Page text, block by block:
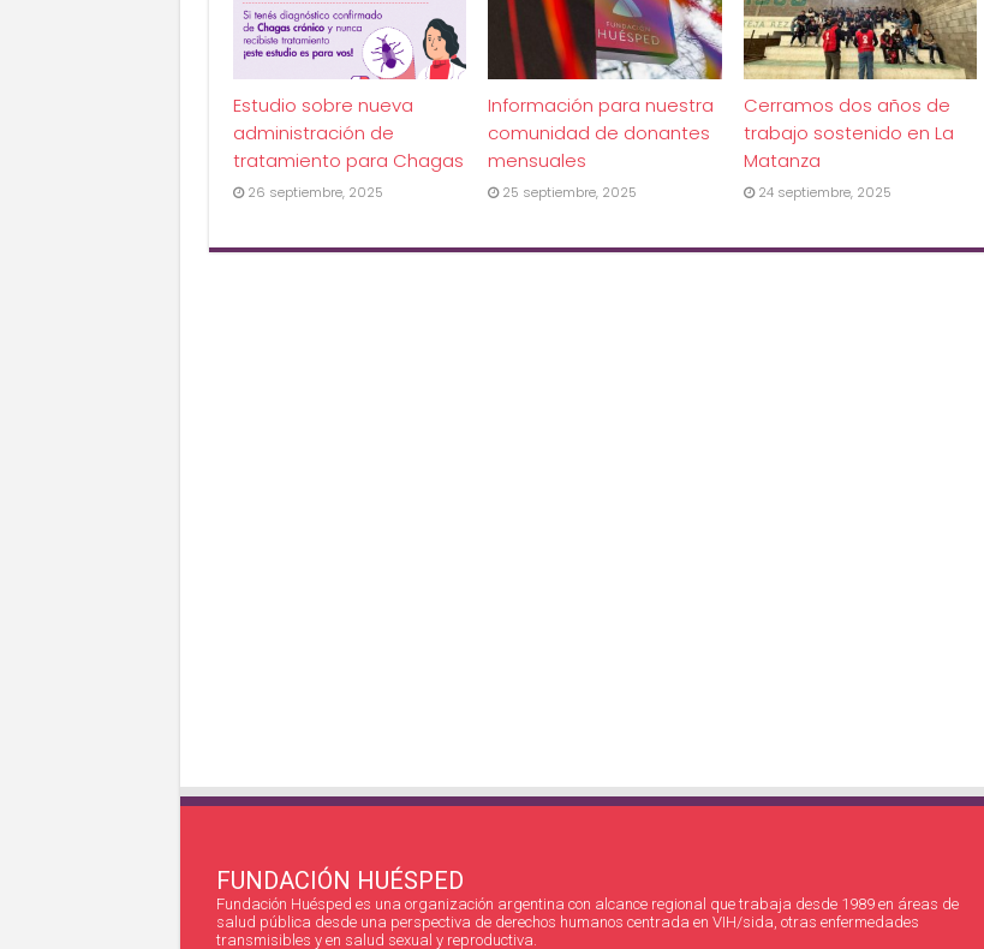
Estudio sobre nueva
administración de
tratamiento para Chagas
26 septiembre, 2025
Información para nuestra
comunidad de donantes
mensuales
25 septiembre, 2025
Cerramos dos años de
trabajo sostenido en La
Matanza
24 septiembre, 2025
FUNDACIÓN HUÉSPED
Fundación Huésped es una organización argentina con alcance regional que trabaja desde 1989 en áreas de
salud pública desde una perspectiva de derechos humanos centrada en VIH/sida, otras enfermedades
transmisibles y en salud sexual y reproductiva.